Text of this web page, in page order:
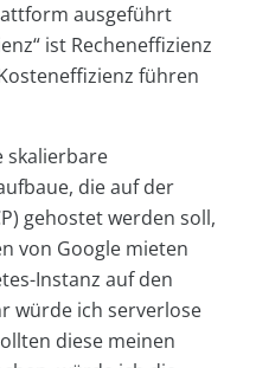
ausgeführt
ist Recheneffizienz
führen
skalierbare
die auf der
gehostet werden soll,
von Google mieten
Instanz auf den
würde ich serverlose
diese meinen